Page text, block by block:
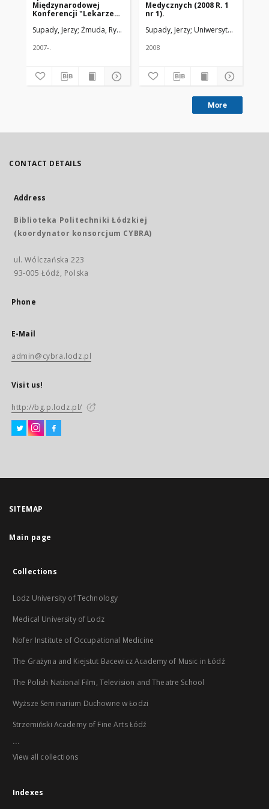
Międzynarodowej
Konferencji "Lekarze
XVIII do XX wieku"
finansowej pomocy
Supady, Jerzy Żmuda, Ryszard. Red. nacz.
2007-.
Medycznych (2008 R. 1
nr 1).
Supady, Jerzy Uniwersytet
2008
More
CONTACT DETAILS
Address
Biblioteka Politechniki Łódzkiej
(koordynator konsorcjum CYBRA)
ul. Wólczańska 223
93-005 Łódź, Polska
Phone
E-Mail
admin@cybra.lodz.pl
Visit us!
http://bg.p.lodz.pl/
SITEMAP
Main page
Collections
Lodz University of Technology
Medical University of Lodz
Nofer Institute of Occupational Medicine
The Grażyna and Kiejstut Bacewicz Academy of Music in Łódź
The Polish National Film, Television and Theatre School
Wyższe Seminarium Duchowne w Łodzi
Strzemiński Academy of Fine Arts Łódź
...
View all collections
Indexes